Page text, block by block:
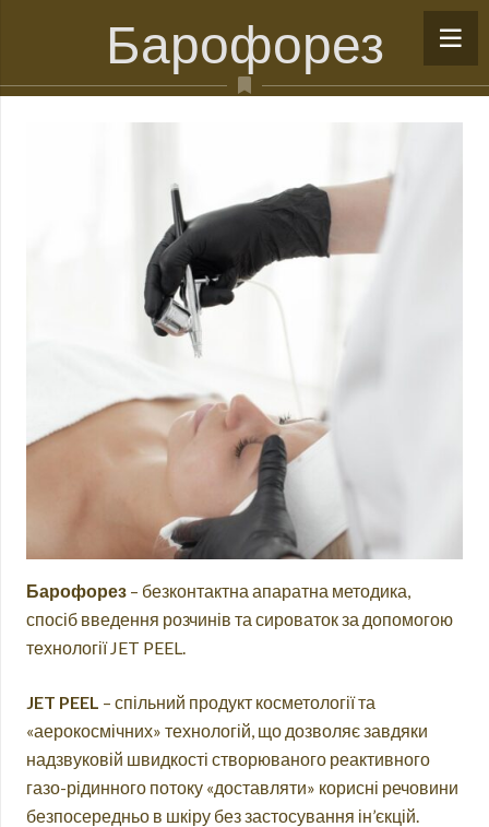
Барофорез
Барофорез – безконтактна апаратна методика,
спосіб введення розчинів та сироваток за допомогою
технології JET PEEL.
JET PEEL – спільний продукт косметології та
«аерокосмічних» технологій, що дозволяє завдяки
надзвуковій швидкості створюваного реактивного
газо-рідинного потоку «доставляти» корисні речовини
безпосередньо в шкіру без застосування ін’єкцій.